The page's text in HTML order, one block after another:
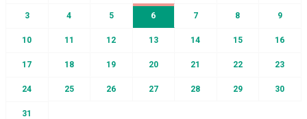
3 4 5 6 7 8 9
10 11 12 13 14 15 16
17 18 19 20 21 22 23
24 25 26 27 28 29 30
31